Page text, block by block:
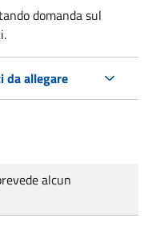
domanda sul
da allegare
alcun